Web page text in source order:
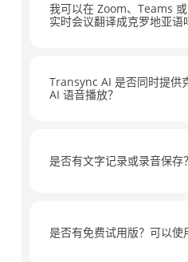
我可以在 Zoom、Teams
实时会议翻译成克罗地亚语
Teams、Google Meet 和
用，帮助您将实时对话翻译
Transync AI 是否同时提供
AI 语音播放？
读，还可以开启人工智能
是否有文字记录或录音保存？
储，以便您查看翻译并生
是否有免费试用版？可以使